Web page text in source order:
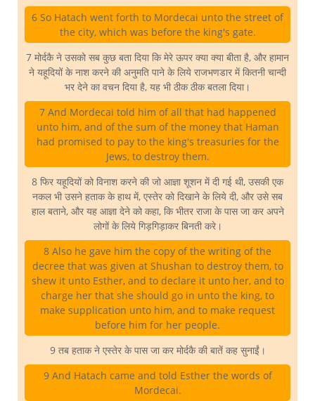
6 So Hatach went forth to Mordecai unto the street of
the city, which was before the king's gate.
7 मोर्दकै ने उसको सब कुछ बता दिया कि मेरे ऊपर क्या क्या बीता है, और हामान
ने यहूदियों के नाश करने की अनुमति पाने के लिये राजभणडार में कितनी चान्दी
भर देने का वचन दिया है, यह भी ठीक ठीक बतला दिया।
7 And Mordecai told him of all that had happened
unto him, and of the sum of the money that Haman
had promised to pay to the king's treasuries for the
Jews, to destroy them.
8 फिर यहूदियों को विनाश करने की जो आज्ञा शूशन में दी गई थी, उसकी एक
नकल भी उसने हताक के हाथ में, एस्तेर को दिखाने के लिये दी, और उसे सब
हाल बताने, और यह आज्ञा देने को कहा, कि भीतर राजा के पास जा कर अपने
लोगों के लिये गिड़गिड़ाकर बिनती करे।
8 Also he gave him the copy of the writing of the
decree that was given at Shushan to destroy them, to
shew it unto Esther, and to declare it unto her, and to
charge her that she should go in unto the king, to
make supplication unto him, and to make request
before him for her people.
9 तब हताक ने एस्तेर के पास जा कर मोर्दकै की बातें कह सुनाईं।
9 And Hatach came and told Esther the words of
Mordecai.